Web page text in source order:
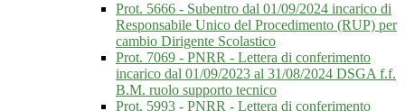
Prot. 5666 - Subentro dal 01/09/2024 incarico di
Responsabile Unico del Procedimento (RUP) per
cambio Dirigente Scolastico
Prot. 7069 - PNRR - Lettera di conferimento
incarico dal 01/09/2023 al 31/08/2024 DSGA f.f.
B.M. ruolo supporto tecnico
Prot. 5993 - PNRR - Lettera di conferimento